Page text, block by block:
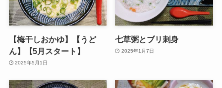
【梅干しおかゆ】【うど
ん】【5月スタート】
2025年5月1日
七草粥とブリ刺身
2025年1月7日